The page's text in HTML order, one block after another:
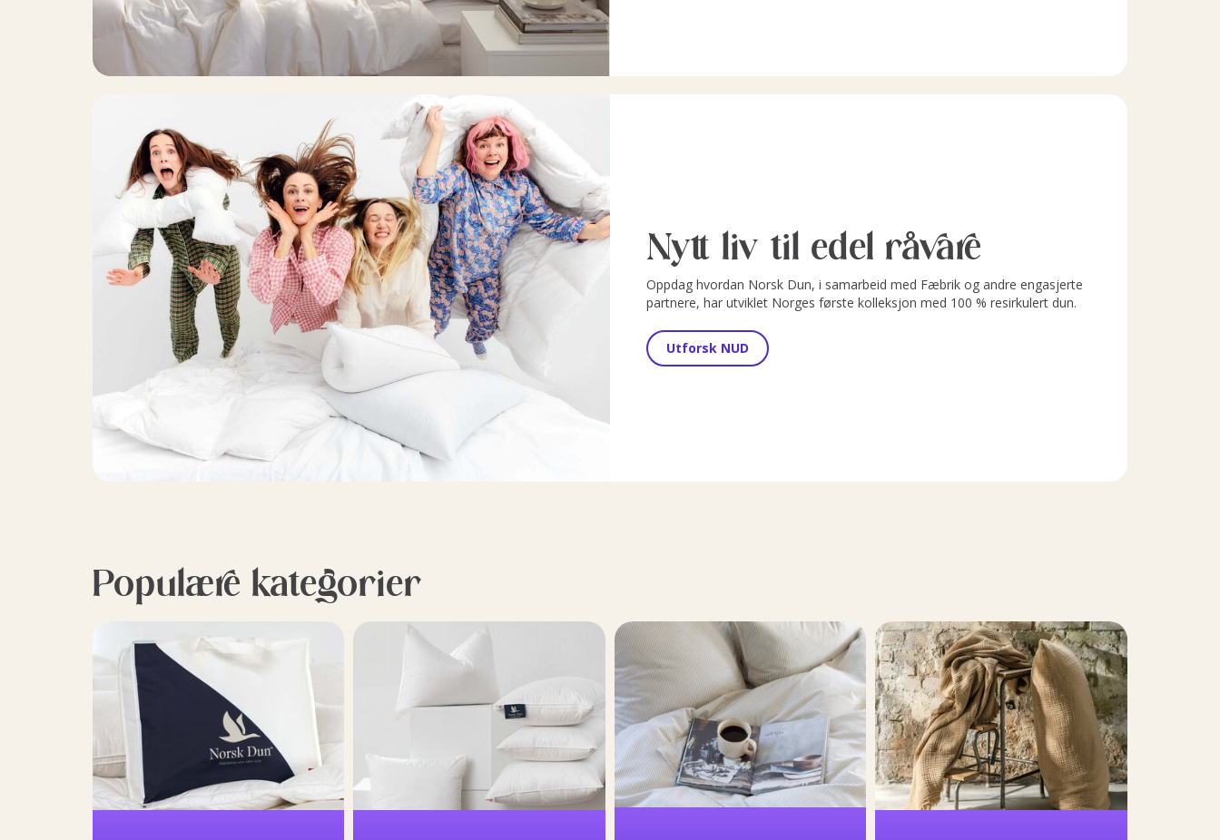
Nytt liv til edel råvare
Oppdag hvordan Norsk Dun, i samarbeid med Fæbrik og andre engasjerte
partnere, har utviklet Norges første kolleksjon med 100 % resirkulert dun.
Utforsk NUD
Populære kategorier